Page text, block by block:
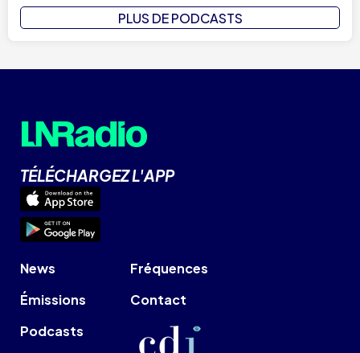
PLUS DE PODCASTS
TÉLÉCHARGEZ L'APP
News
Émissions
Podcasts
Fréquences
Contact